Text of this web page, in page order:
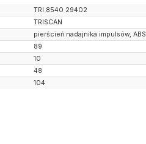
TRI 8540 29402
TRISCAN
pierścień nadajnika impulsów, ABS
89
10
48
104